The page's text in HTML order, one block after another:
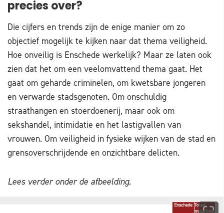
precies over?
Die cijfers en trends zijn de enige manier om zo
objectief mogelijk te kijken naar dat thema veiligheid.
Hoe onveilig is Enschede werkelijk? Maar ze laten ook
zien dat het om een veelomvattend thema gaat. Het
gaat om geharde criminelen, om kwetsbare jongeren
en verwarde stadsgenoten. Om onschuldig
straathangen en stoerdoenerij, maar ook om
sekshandel, intimidatie en het lastigvallen van
vrouwen. Om veiligheid in fysieke wijken van de stad en
grensoverschrijdende en onzichtbare delicten.
Lees verder onder de afbeelding.